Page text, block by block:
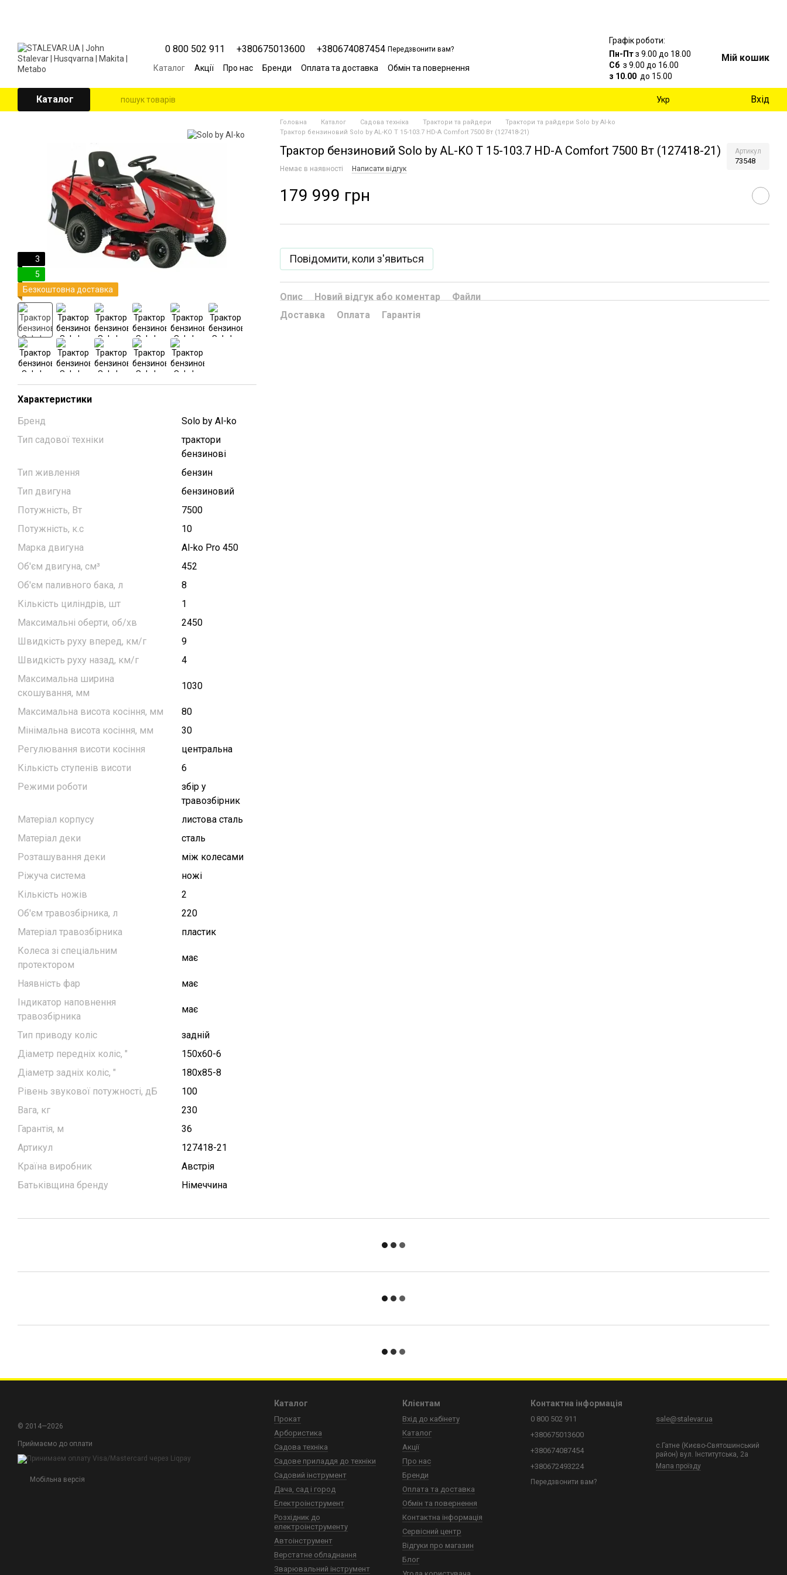
0 800 502 911 +380675013600 +380674087454 Передзвонити вам?
Каталог Акції Про нас Бренди Оплата та доставка
Обмін та повернення
Графік роботи:
Пн-Птз 9.00 до 18.00
Сб з 9.00 до 16.00
з 10.00 до 15.00
Мій кошик
Каталог Укр Вхід
3
5
Безкоштовна доставка
Характеристики
Бренд
Solo by Al-ko
Тип садової техніки
трактори
бензинові
Тип живлення
бензин
Тип двигуна
бензиновий
Потужність, Вт
7500
Потужність, к.с
10
Марка двигуна
Al-ko Pro 450
Об'єм двигуна, см³
452
Об'єм паливного бака, л
8
Кількість циліндрів, шт
1
Максимальні оберти, об/хв
2450
Швидкість руху вперед, км/г
9
Швидкість руху назад, км/г
4
Максимальна ширина
скошування, мм
1030
Максимальна висота косіння, мм
80
Мінімальна висота косіння, мм
30
Регулювання висоти косіння
центральна
Кількість ступенів висоти
6
Режими роботи
збір у
травозбірник
Матеріал корпусу
листова сталь
Матеріал деки
сталь
Розташування деки
між колесами
Ріжуча система
ножі
Кількість ножів
2
Об'єм травозбірника, л
220
Матеріал травозбірника
пластик
Колеса зі спеціальним
протектором
має
Наявність фар
має
Індикатор наповнення
травозбірника
має
Тип приводу коліс
задній
Діаметр передніх коліс, "
150х60-6
Діаметр задніх коліс, "
180x85-8
Рівень звукової потужності, дБ
100
Вага, кг
230
Гарантія, м
36
Артикул
127418-21
Країна виробник
Австрія
Батьківщина бренду
Німеччина
Головна Каталог Садова техніка Трактори та райдери
Трактори та райдери Solo by Al-ko
Трактор бензиновий Solo by AL-KO T 15-103.7 HD-A Comfort 7500 Вт (127418-21)
Трактор бензиновий Solo by AL-KO T 15-103.7 HD-A Comfort 7500 Вт (127418-21) Артикул
73548
Немає в наявності Написати відгук
179 999 грн
Повідомити, коли з'явиться
Опис Новий відгук або коментар
Файли
Доставка
Оплата Гарантія
© 2014—2026
Приймаємо до оплати
Мобільна версія
Каталог
Прокат
Арбористика
Садова техніка
Садове приладдя до техніки
Садовий інструмент
Дача, сад і город
Електроінструмент
Розхідник до
електроінструменту
Автоінструмент
Верстатне обладнання
Зварювальний інструмент
Клієнтам
Вхід до кабінету
Каталог
Акції
Про нас
Бренди
Оплата та доставка
Обмін та повернення
Контактна інформація
Сервісний центр
Відгуки про магазин
Блог
Контактна інформація
0 800 502 911
+380675013600
+380674087454
+380672493224
Передзвонити вам?
sale@stalevar.ua
с.Гатне (Києво-Святошинський
район) вул. Інститутська, 2а
Мапа проїзду